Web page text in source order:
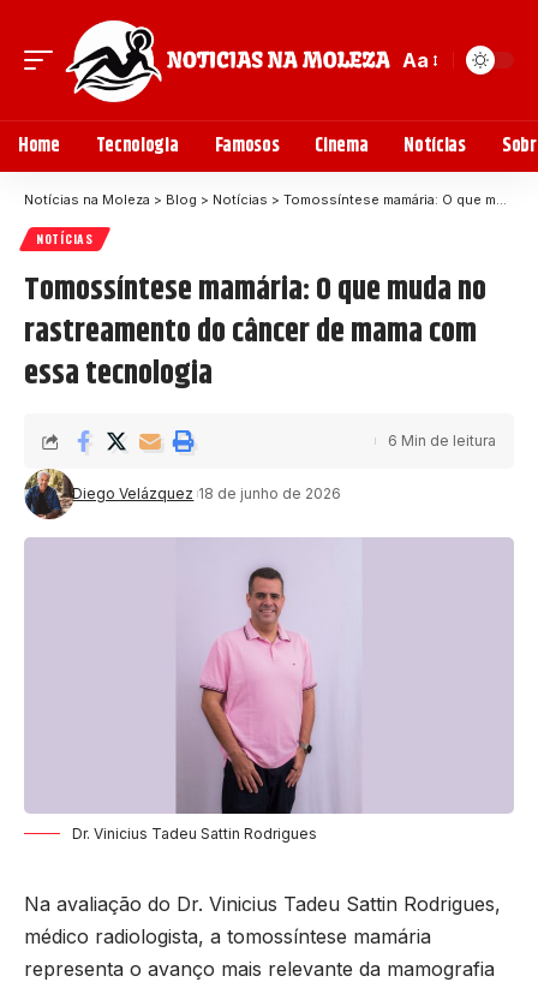
Aa
Home Tecnologia Famosos Cinema Notícias
Notícias na Moleza > Blog > Notícias > Tomossíntese mamária: O que muda no rastreamento do câncer de mama com essa tecnologia
NOTÍCIAS
Tomossíntese mamária: O que muda no
rastreamento do câncer de mama com
essa tecnologia
Diego Velázquez 18 de junho de 2026
6 Min de leitura
Dr. Vinicius Tadeu Sattin Rodrigues
Na avaliação do Dr. Vinicius Tadeu Sattin Rodrigues,
médico radiologista, a tomossíntese mamária
representa o avanço mais relevante da mamografia